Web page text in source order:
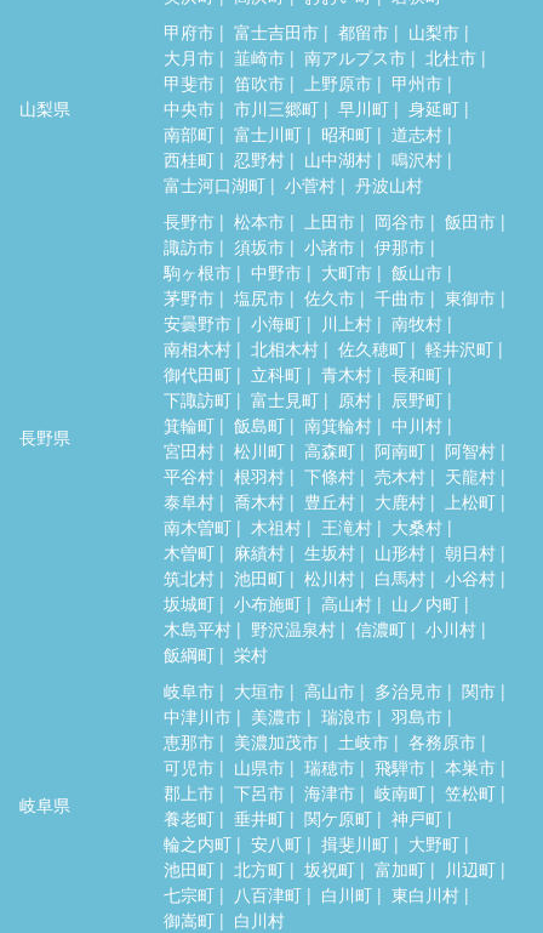
山梨県
甲府市 富士吉田市 都留市
山梨市
大月市
韮崎市 南アルプス市
北杜市
甲斐市
笛吹市 上野原市
甲州市
中央市
市川三郷町 早川町
身延町
南部町
富士川町 昭和町
道志村
西桂町
忍野村 山中湖村
鳴沢村
富士河口湖町
小菅村 丹波山村
長野県
長野市 松本市 上田市 岡谷市
飯田市
諏訪市
須坂市 小諸市
伊那市
駒ヶ根市
中野市 大町市
飯山市
茅野市
塩尻市 佐久市 千曲市
東御市
安曇野市
小海町 川上村
南牧村
南相木村
北相木村 佐久穂町
軽井沢町
御代田町
立科町 青木村
長和町
下諏訪町
富士見町 原村
辰野町
箕輪町
飯島町 南箕輪村
中川村
宮田村
松川町 高森町 阿南町
阿智村
平谷村
根羽村 下條村 売木村
天龍村
泰阜村
喬木村 豊丘村 大鹿村
上松町
南木曽町
木祖村 王滝村
大桑村
木曽町
麻績村 生坂村 山形村
朝日村
筑北村
池田町 松川村 白馬村
小谷村
坂城町
小布施町 高山村
山ノ内町
木島平村
野沢温泉村 信濃町
小川村
飯綱町
栄村
岐阜県
岐阜市 大垣市 高山市 多治見市
関市
中津川市
美濃市 瑞浪市
羽島市
恵那市
美濃加茂市 土岐市
各務原市
可児市
山県市 瑞穂市 飛騨市
本巣市
郡上市
下呂市 海津市 岐南町
笠松町
養老町
垂井町 関ケ原町
神戸町
輪之内町
安八町 揖斐川町
大野町
池田町
北方町 坂祝町 富加町
川辺町
七宗町
八百津町 白川町
東白川村
御嵩町
白川村